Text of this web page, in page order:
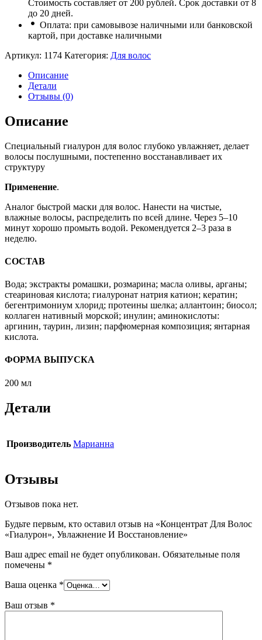
Стоимость составляет от 200 рублей. Срок доставки от 8
до 20 дней.
Оплата: при самовывозе наличными или банковской
картой, при доставке наличными
Артикул: 1174 Категория: Для волос
Описание
Детали
Отзывы (0)
Описание
Специальный гиалурон для волос глубоко увлажняет, делает
волосы послушными, постепенно восстанавливает их
структуру
Применение.
Аналог быстрой маски для волос. Нанести на чистые,
влажные волосы, распределить по всей длине. Через 5–10
минут хорошо промыть водой. Рекомендуется 2–3 раза в
неделю.
СОСТАВ
Вода; экстракты ромашки, розмарина; масла оливы, арганы;
стеариновая кислота; гиалуронат натрия катион; кератин;
бегентримониум хлорид; протеины шелка; аллантоин; биосол;
коллаген нативный морской; инулин; аминокислоты:
аргинин, таурин, лизин; парфюмерная композиция; янтарная
кислота.
ФОРМА ВЫПУСКА
200 мл
Детали
Производитель Марианна
Отзывы
Отзывов пока нет.
Будьте первым, кто оставил отзыв на «Концентрат Для Волос
«Гиалурон», Увлажнение И Восстановление»
Ваш адрес email не будет опубликован. Обязательные поля
помечены *
Ваша оценка *
Ваш отзыв *